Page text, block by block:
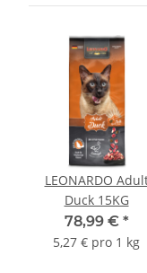
LEONARDO
Duck 15KG
78,99 € *
5,27 € pro 1 kg